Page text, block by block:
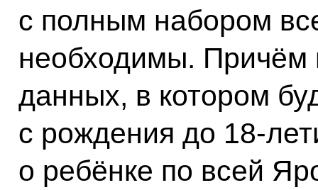
с полным набором
необходимы. Причём
данных, в котором
с рождения до 18-
о ребёнке по всей